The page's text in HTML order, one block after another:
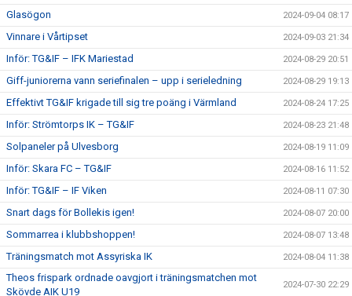
Glasögon 2024-09-04 08:17
Vinnare i Vårtipset 2024-09-03 21:34
Inför: TG&IF – IFK Mariestad 2024-08-29 20:51
Giff-juniorerna vann seriefinalen – upp i serieledning 2024-08-29 19:13
Effektivt TG&IF krigade till sig tre poäng i Värmland 2024-08-24 17:25
Inför: Strömtorps IK – TG&IF 2024-08-23 21:48
Solpaneler på Ulvesborg 2024-08-19 11:09
Inför: Skara FC – TG&IF 2024-08-16 11:52
Inför: TG&IF – IF Viken 2024-08-11 07:30
Snart dags för Bollekis igen! 2024-08-07 20:00
Sommarrea i klubbshoppen! 2024-08-07 13:48
Träningsmatch mot Assyriska IK 2024-08-04 11:38
Theos frispark ordnade oavgjort i träningsmatchen mot
Skövde AIK U19
2024-07-30 22:29